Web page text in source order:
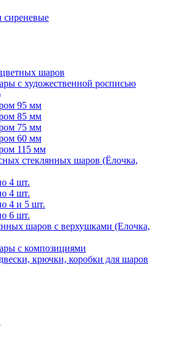
сиреневые
шаров
с художественной росписью
95 мм
85 мм
75 мм
60 мм
115 мм
стеклянных шаров (Ёлочка,
4 шт.
4 шт.
4 и 5 шт.
6 шт.
шаров с верхушками (Елочка,
с композициями
крючки, коробки для шаров